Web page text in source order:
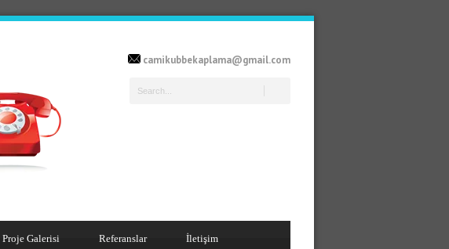
camikubbekaplama@gmail.com
Proje Galerisi Referanslar İletişim